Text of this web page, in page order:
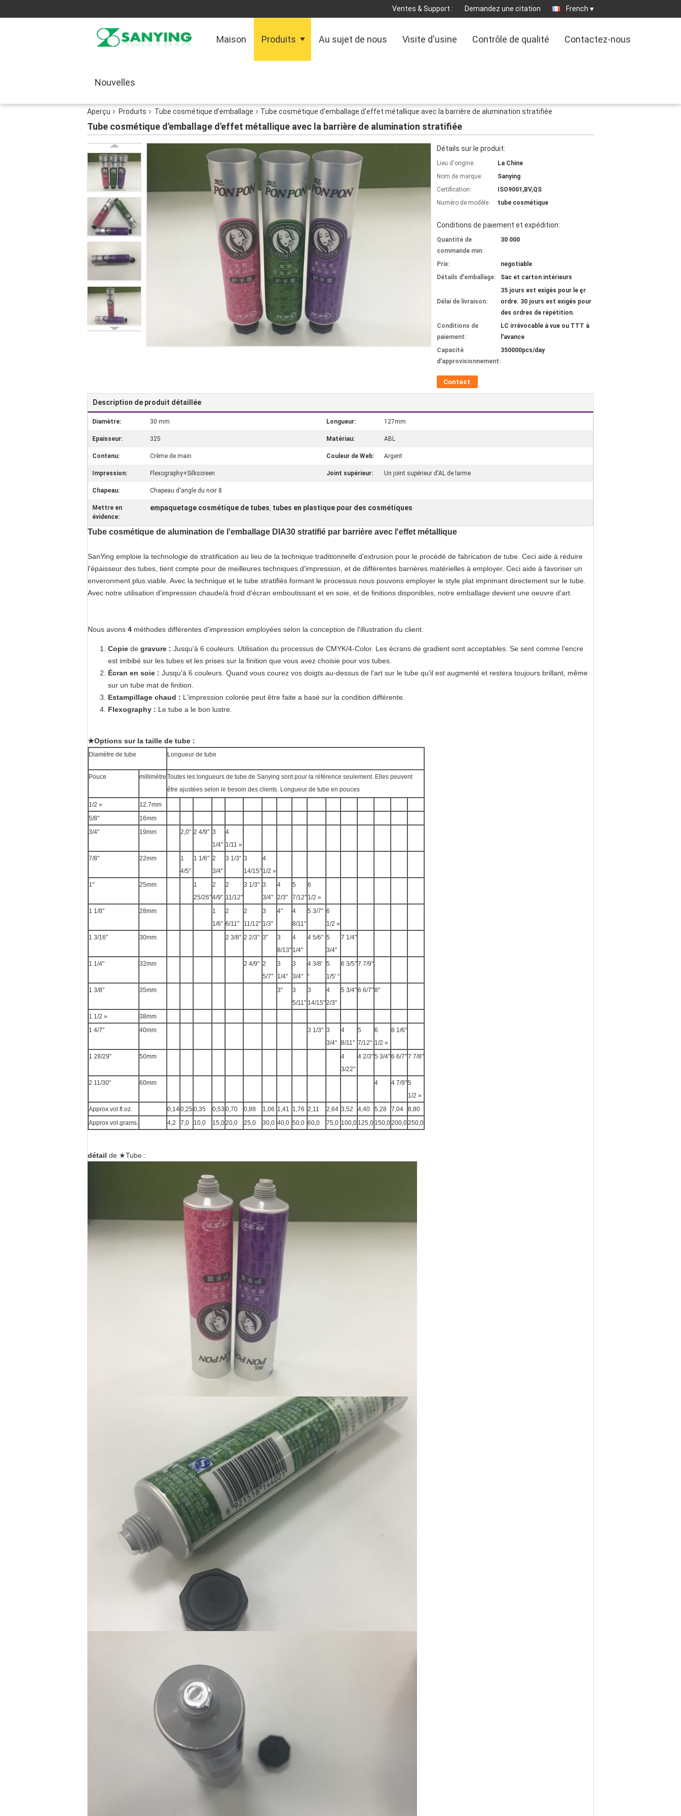
Ventes & Support : Demandez une citation French
Maison Produits Au sujet de nous Visite d'usine Contrôle de qualité Contactez-nous
Nouvelles
Aperçu Produits Tube cosmétique d'emballage Tube cosmétique d'emballage d'effet métallique avec la barrière de alumination stratifiée
Tube cosmétique d'emballage d'effet métallique avec la barrière de alumination stratifiée
Détails sur le produit:
Lieu d'origine:
La Chine
Nom de marque:
Sanying
Certification:
ISO9001,BV,QS
Numéro de modèle:
tube cosmétique
Conditions de paiement et expédition:
Quantité de
commande min:
30 000
Prix:
negotiable
Détails d'emballage:
Sac et carton intérieurs
Délai de livraison:
35 jours est exigés pour le ęr
ordre. 30 jours est exigés pour
des ordres de répétition.
Conditions de
paiement:
LC irrévocable à vue ou TTT à
l'avance
Capacité
d'approvisionnement:
350000pcs/day
Contact
Description de produit détaillée
Diamètre: 30 mm Longueur: 127mm
Epaisseur: 325 Matériau: ABL
Contenu: Crème de main Couleur de Web: Argent
Impression: Flexography+Silkscreen Joint supérieur: Un joint supérieur d'AL de larme
Chapeau: Chapeau d'angle du noir 8
Mettre en
évidence:
empaquetage cosmétique de tubes, tubes en plastique pour des cosmétiques
Tube cosmétique de alumination de l'emballage DIA30 stratifié par barrière avec l'effet métallique
SanYing emploie la technologie de stratification au lieu de la technique traditionnelle d'extrusion pour le procédé de fabrication de tube. Ceci aide à réduire
l'épaisseur des tubes, tient compte pour de meilleures techniques d'impression, et de différentes barrières matérielles à employer. Ceci aide à favoriser un
enveronment plus viable. Avec la technique et le tube stratifiés formant le processus nous pouvons employer le style plat imprimant directement sur le tube.
Avec notre utilisation d'impression chaude/à froid d'écran emboutissant et en soie, et de finitions disponibles, notre emballage devient une oeuvre d'art.
Nous avons 4 méthodes différentes d'impression employées selon la conception de l'illustration du client.
Copie de gravure : Jusqu'à 6 couleurs. Utilisation du processus de CMYK/4-Color. Les écrans de gradient sont acceptables. Se sent comme l'encre
est imbibé sur les tubes et les prises sur la finition que vous avez choisie pour vos tubes.
Écran en soie : Jusqu'à 6 couleurs. Quand vous courez vos doigts au-dessus de l'art sur le tube qu'il est augmenté et restera toujours brillant, même
sur un tube mat de finition.
Estampillage chaud : L'impression colorée peut être faite a basé sur la condition différente.
Flexography : Le tube a le bon lustre.
★Options sur la taille de tube :
Diamètre de tube Longueur de tube
Pouce millimètre Toutes les longueurs de tube de Sanying sont pour la référence seulement. Elles peuvent
être ajustées selon le besoin des clients. Longueur de tube en pouces
1/2 »
12.7mm
5/8"
16mm
3/4"
19mm 2,0" 2 4/9" 3
1/4"
4
1/11 »
7/8"
22mm
1
4/5"
1 1/6" 2
3/4"
3 1/3" 3
14/15"
4
1/2 »
1"
25mm
1
25/26"
2
4/9"
2
11/12"
3 1/3" 3
3/4"
4
2/3"
5
7/12"
6
1/2 »
1 1/8"
28mm
1
1/6"
2
6/11"
2
11/12"
3
1/3"
4"
4
8/11"
5 3/7" 6
1/2 »
1 3/16"
30mm 2 3/8" 2 2/3" 3"
3
8/13"
4
1/4"
4 5/6" 5
3/4"
7 1/4"
1 1/4" 32mm 2 4/9" 2
5/7"
3
1/4"
3
3/4"
4 3/8'
“
5
1/5' “
6 3/5"7 7/9"
1 3/8" 35mm 3"
3
5/11"
3
14/15"
4
2/3"
5 3/4"6 6/7"8"
1 1/2 »
38mm
1 4/7"
40mm 3 1/3" 3
3/4"
4
8/11"
5
7/12"
6
1/2 »
8 1/6"
1 28/29" 50mm
4
3/22"
4 2/3"5 3/4"6 6/7"7 7/8"
2 11/30" 60mm 4 4 7/9"5
1/2 »
Approx.vol.fl.oz.
0,140,25 0,35 0,53 0,70 0,88 1,06 1,41 1,76 2,11 2,64 3,52 4,40 5,28 7,04
8,80
Approx.vol.grams.
4,2 7,0 10,0 15,020,0 25,0 30,0 40,0 50,0 60,0 75,0 100,0 125,0 150,0200,0250,0
détail de ★Tube :